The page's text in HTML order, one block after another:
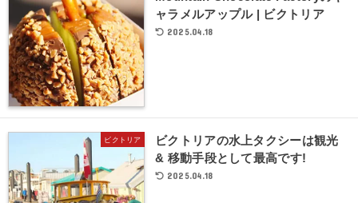
ャラメルアップル | ビクトリア
2025.04.18
ビクトリア
ビクトリアの水上タクシーは観光
& 移動手段として最高です!
2025.04.18